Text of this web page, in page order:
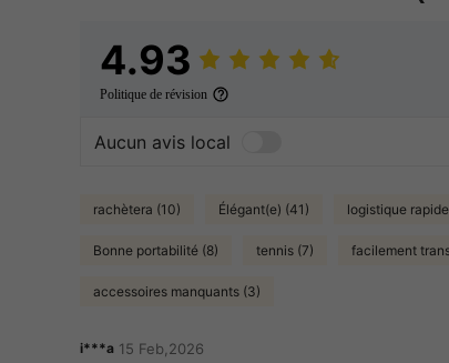
4.93
Politique de révision
Aucun avis local
rachètera (10) Élégant(e) (41) logistique
Bonne portabilité (8) tennis (7) facilement
accessoires manquants (3)
i***a 15 Feb,2026